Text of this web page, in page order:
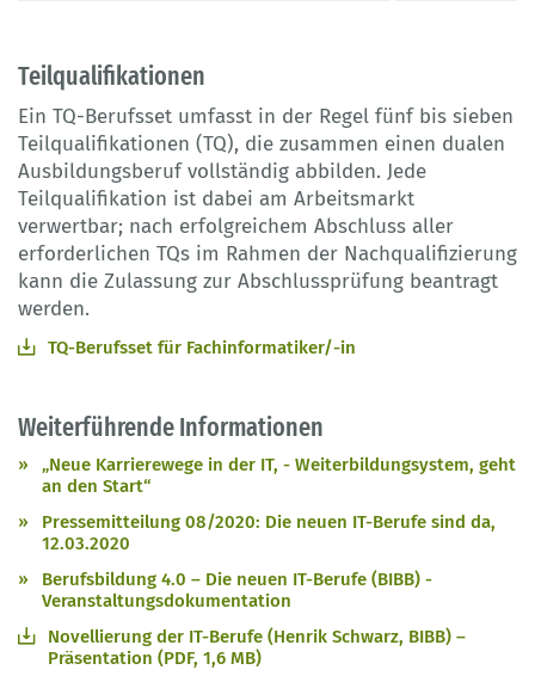
Teilqualifikationen
Ein TQ-Berufsset umfasst in der Regel fünf bis sieben
Teilqualifikationen (TQ), die zusammen einen dualen
Ausbildungsberuf vollständig abbilden. Jede
Teilqualifikation ist dabei am Arbeitsmarkt
verwertbar; nach erfolgreichem Abschluss aller
erforderlichen TQs im Rahmen der Nachqualifizierung
kann die Zulassung zur Abschlussprüfung beantragt
werden.
TQ-Berufsset für Fachinformatiker/-in
Weiterführende Informationen
„Neue Karrierewege in der IT, - Weiterbildungsystem, geht
an den Start“
Pressemitteilung 08/2020: Die neuen IT-Berufe sind da,
12.03.2020
Berufsbildung 4.0 – Die neuen IT-Berufe (BIBB) -
Veranstaltungsdokumentation
Novellierung der IT-Berufe (Henrik Schwarz, BIBB) –
Präsentation (PDF, 1,6 MB)